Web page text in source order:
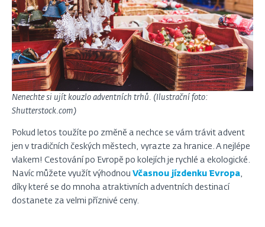
Nenechte si ujít kouzlo adventních trhů. (Ilustrační foto:
Shutterstock.com)
Pokud letos toužíte po změně a nechce se vám trávit advent
jen v tradičních českých městech, vyrazte za hranice. A nejlépe
vlakem! Cestování po Evropě po kolejích je rychlé a ekologické.
Navíc můžete využít výhodnou Včasnou jízdenku Evropa
díky které se do mnoha atraktivních adventních destinací
dostanete za velmi příznivé ceny.